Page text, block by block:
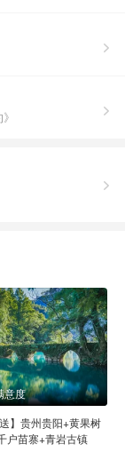
意度
】贵州贵阳+黄果树
户苗寨+青岩古镇